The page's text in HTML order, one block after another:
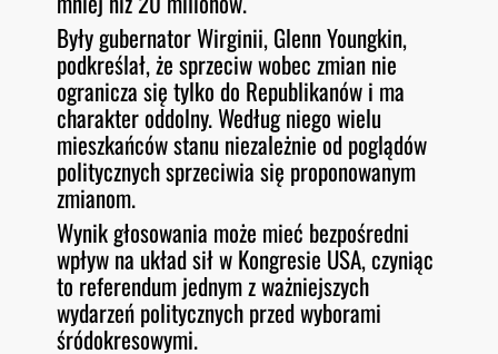
Były gubernator Wirginii, Glenn Youngkin,
podkreślał, że sprzeciw wobec zmian nie
ogranicza się tylko do Republikanów i ma
charakter oddolny. Według niego wielu
mieszkańców stanu niezależnie od poglądów
politycznych sprzeciwia się proponowanym
zmianom.
Wynik głosowania może mieć bezpośredni
wpływ na układ sił w Kongresie USA, czyniąc
to referendum jednym z ważniejszych
wydarzeń politycznych przed wyborami
śródokresowymi.